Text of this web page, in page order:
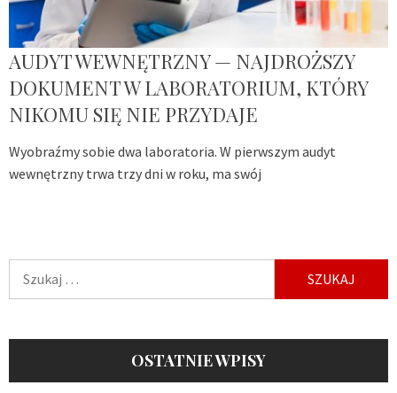
AUDYT WEWNĘTRZNY — NAJDROŻSZY
DOKUMENT W LABORATORIUM, KTÓRY
NIKOMU SIĘ NIE PRZYDAJE
Wyobraźmy sobie dwa laboratoria. W pierwszym audyt
wewnętrzny trwa trzy dni w roku, ma swój
OSTATNIE WPISY